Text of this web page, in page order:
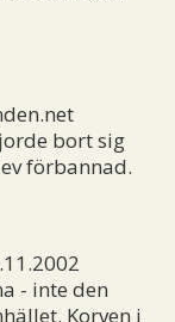
bort sig
förbannad.
- inte den
Korven i